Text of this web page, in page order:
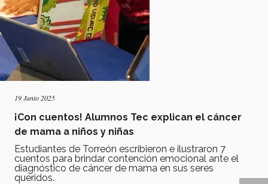
19 Junio 2025
¡Con cuentos! Alumnos Tec explican el cáncer
de mama a niños y niñas
Estudiantes de Torreón escribieron e ilustraron 7
cuentos para brindar contención emocional ante el
diagnóstico de cáncer de mama en sus seres
queridos.